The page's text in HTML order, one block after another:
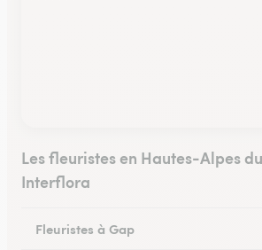
Les fleuristes en Hautes-Alpes
Interflora
Fleuristes à Gap